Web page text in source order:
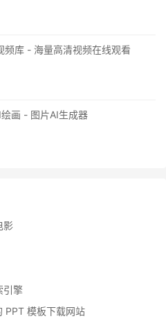
频库 - 海量高清视频在线观看
画 - 图片AI生成器
影
引擎
PPT 模板下载网站